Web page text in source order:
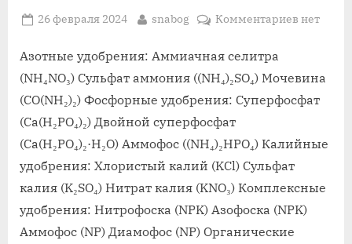
Posted
26 февраля 2024 By
snabog Комментариевк
почвы
нет
Азотные удобрения: Аммиачная селитра
(NH₄NO₃) Сульфат аммония ((NH₄)₂SO₄) Мочевина
(CO(NH₂)₂) Фосфорные удобрения: Суперфосфат
(Ca(H₂PO₄)₂) Двойной суперфосфат
(Ca(H₂PO₄)₂·H₂O) Аммофос ((NH₄)₂HPO₄) Калийные
удобрения: Хлористый калий (KCl) Сульфат
калия (K₂SO₄) Нитрат калия (KNO₃) Комплексные
удобрения: Нитрофоска (NPK) Азофоска (NPK)
Аммофос (NP) Диамофос (NP) Органические